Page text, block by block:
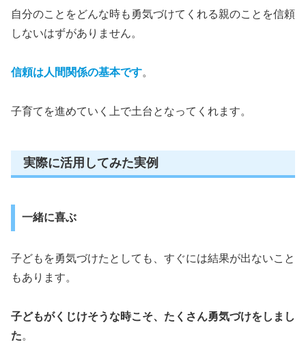
自分のことをどんな時も勇気づけてくれる親のことを信頼
しないはずがありません。
信頼は人間関係の基本です。
子育てを進めていく上で土台となってくれます。
実際に活用してみた実例
一緒に喜ぶ
子どもを勇気づけたとしても、すぐには結果が出ないこと
もあります。
子どもがくじけそうな時こそ、たくさん勇気づけをしまし
た。